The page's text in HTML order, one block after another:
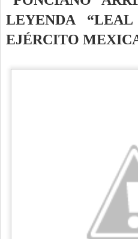
LEYENDA
EJÉRCITO